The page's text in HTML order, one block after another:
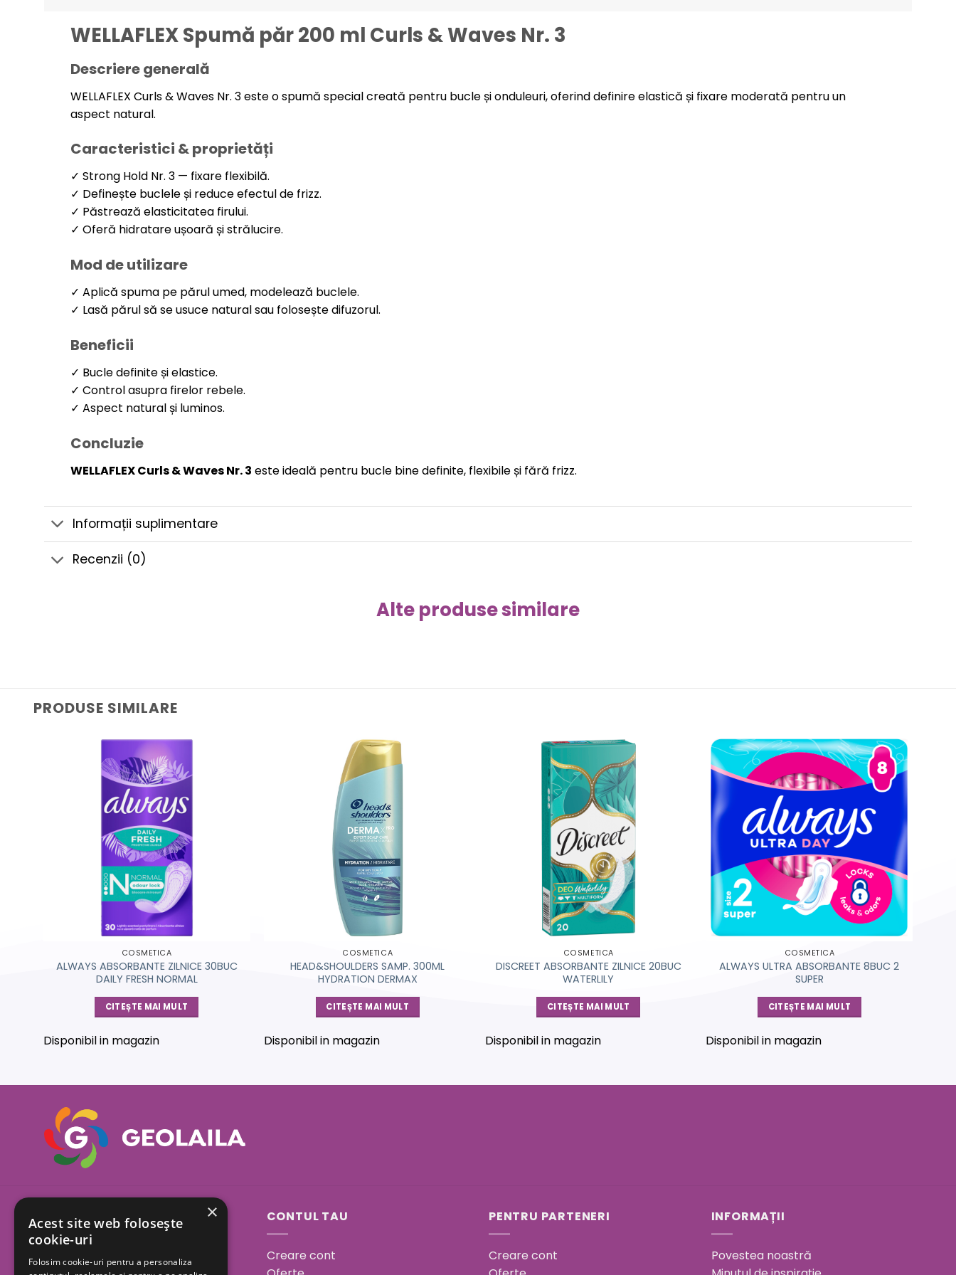
WELLAFLEX Spumă păr 200 ml Curls & Waves Nr. 3
Descriere generală
WELLAFLEX Curls & Waves Nr. 3 este o spumă special creată pentru bucle și onduleuri, oferind definire elastică și fixare moderată pentru un
aspect natural.
Caracteristici & proprietăți
✓ Strong Hold Nr. 3 — fixare flexibilă.
✓ Definește buclele și reduce efectul de frizz.
✓ Păstrează elasticitatea firului.
✓ Oferă hidratare ușoară și strălucire.
Mod de utilizare
✓ Aplică spuma pe părul umed, modelează buclele.
✓ Lasă părul să se usuce natural sau folosește difuzorul.
Beneficii
✓ Bucle definite și elastice.
✓ Control asupra firelor rebele.
✓ Aspect natural și luminos.
Concluzie
WELLAFLEX Curls & Waves Nr. 3 este ideală pentru bucle bine definite, flexibile și fără frizz.
Informații suplimentare
Recenzii (0)
Alte produse similare
PRODUSE SIMILARE
COSMETICA
ALWAYS ABSORBANTE ZILNICE 30BUC
DAILY FRESH NORMAL
CITEȘTE MAI MULT
Disponibil in magazin
COSMETICA
HEAD&SHOULDERS SAMP. 300ML
HYDRATION DERMAX
CITEȘTE MAI MULT
Disponibil in magazin
COSMETICA
DISCREET ABSORBANTE ZILNICE 20BUC
WATERLILY
CITEȘTE MAI MULT
Disponibil in magazin
COSMETICA
ALWAYS ULTRA ABSORBANTE 8BUC 2
SUPER
CITEȘTE MAI MULT
Disponibil in magazin
Sos. Bucuresti - Urziceni
23A, Afumati, Ilfov
Program:
CONTUL TAU
Creare cont
PENTRU PARTENERI
Creare cont
INFORMAȚII
Povestea noastră
×
Acest site web folosește
cookie-uri
Folosim cookie-uri pentru a personaliza